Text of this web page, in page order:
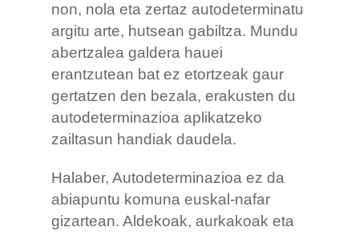
non, nola eta zertaz autodeterminatu
argitu arte, hutsean gabiltza. Mundu
abertzalea galdera hauei
erantzutean bat ez etortzeak gaur
gertatzen den bezala, erakusten du
autodeterminazioa aplikatzeko
zailtasun handiak daudela.
Halaber, Autodeterminazioa ez da
abiapuntu komuna euskal-nafar
gizartean. Aldekoak, aurkakoak eta